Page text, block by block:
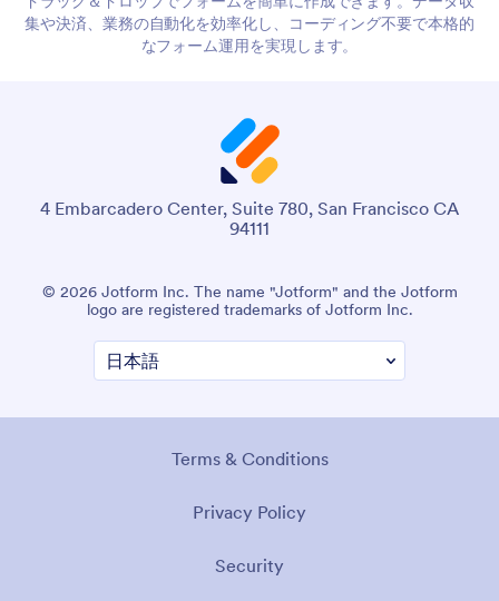
以上のフォームテンプレートと150種類以上の連携機能を備え、
ドラッグ＆ドロップでフォームを簡単に作成できます。データ収
ロゴは、Jotform Inc. の登録商標です。
利用規約
個人情報保護について